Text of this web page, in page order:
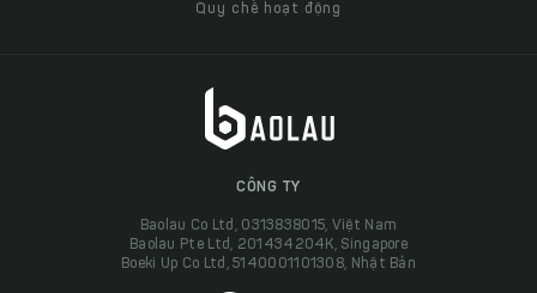
Quy chế hoạt động
CÔNG TY
Baolau Co Ltd, 0313838015, Việt Nam
Baolau Pte Ltd, 201434204K, Singapore
Boeki Up Co Ltd, 5140001101308, Nhật Bản